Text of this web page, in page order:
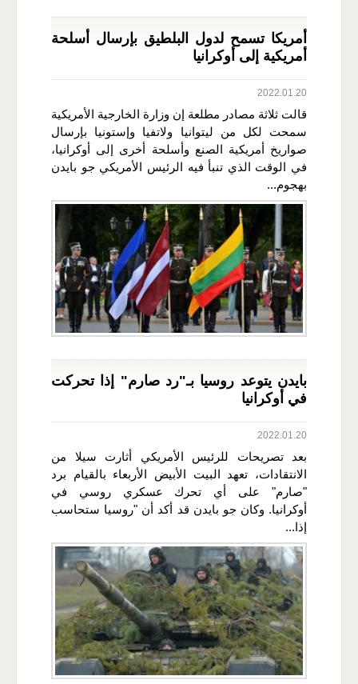
أمريكا تسمح لدول البلطيق بإرسال أسلحة
أمريكية إلى أوكرانيا
2022.01.20
قالت ثلاثة مصادر مطلعة إن وزارة الخارجية الأمريكية
سمحت لكل من ليتوانيا ولاتفيا وإستونيا بإرسال
صواريخ أمريكية الصنع وأسلحة أخرى إلى أوكرانيا،
في الوقت الذي تنبأ فيه الرئيس الأمريكي جو بايدن
بهجوم...
بايدن يتوعد روسيا بـ"رد صارم" إذا تحركت
في أوكرانيا
2022.01.20
بعد تصريحات للرئيس الأمريكي أثارت سيلا من
الانتقادات، تعهد البيت الأبيض الأربعاء بالقيام برد
"صارم" على أي تحرك عسكري روسي في
أوكرانيا. وكان جو بايدن قد أكد أن "روسيا ستحاسب
إذا...